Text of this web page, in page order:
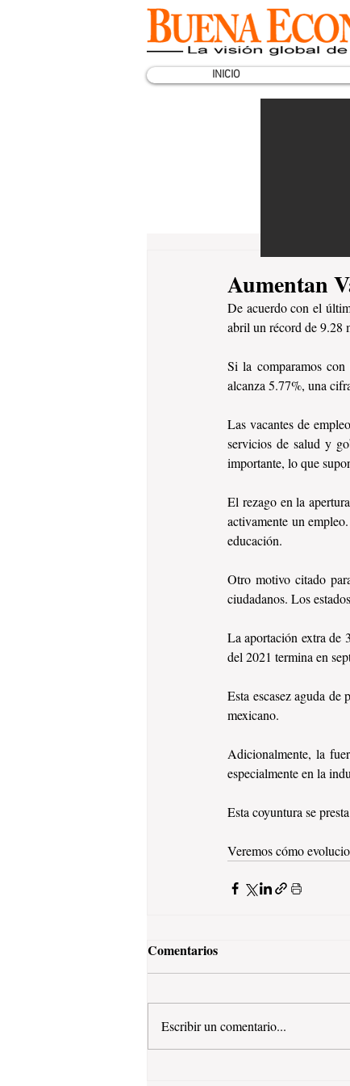
INICIO
Aumentan
De acuerdo con el
abril un récord de 9.28
Si la comparamos
alcanza 5.77%, una
Las vacantes de
servicios de salud y
importante, lo que
El rezago en la
activamente un
educación.
Otro motivo citado
ciudadanos. Los
La aportación extra de
del 2021 termina en
Esta escasez aguda
mexicano.
Adicionalmente, la
especialmente en la
Esta coyuntura se
Veremos cómo
Comentarios
Escribir un comentario...